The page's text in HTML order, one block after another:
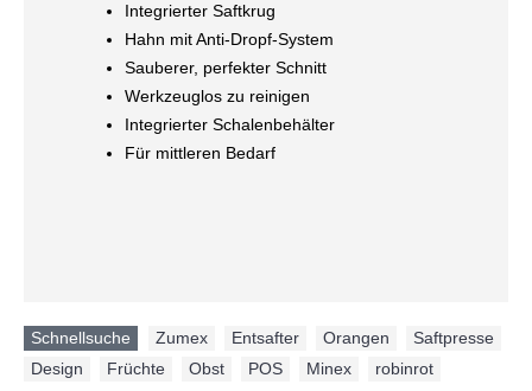
Integrierter Saftkrug
Hahn mit Anti-Dropf-System
Sauberer, perfekter Schnitt
Werkzeuglos zu reinigen
Integrierter Schalenbehälter
Für mittleren Bedarf
Schnellsuche Zumex Entsafter Orangen Saftpresse
Design
Früchte Obst POS Minex robinrot